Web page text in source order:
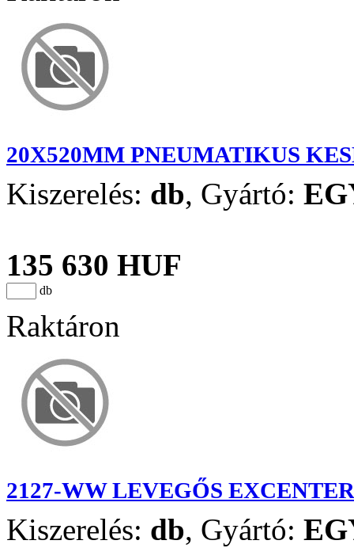
20X520MM PNEUMATIKUS
Kiszerelés: db, Gyártó:
135 630 HUF
db
Raktáron
2127-WW LEVEGŐS
Kiszerelés: db, Gyártó: